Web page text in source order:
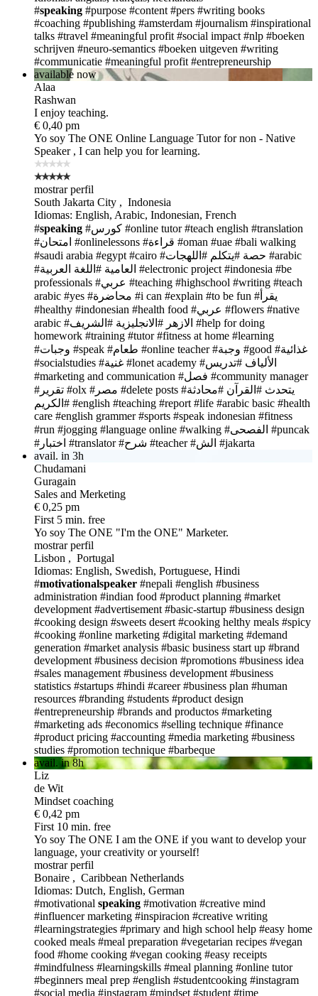
#speaking #purpose #content #pers #writing books
#coaching #publishing #amsterdam #journalism #inspirational
talks #travel #meaningful profit #social impact #nlp #boeken
schrijven #neuro-semantics #boeken uitgeven #writing
#communicatie #meaningful profit #entrepreneurship
available now
Alaa
Rashwan
I enjoy teaching.
€ 0,40 pm
Yo soy The ONE Online Language Tutor for non - Native
Speaker , I can help you for learning.
mostrar perfil
South Jakarta City , Indonesia
Idiomas: English, Arabic, Indonesian, French
#speaking #كورس #online tutor #teach english #translation
#امتحان #onlinelessons #قراءة #oman #uae #bali walking
#saudi arabia #egypt #cairo #حصة #يتكلم #اللهجات
#arabic
#العامية #اللغة العربية #electronic project #indonesia #be
professionals
#عربي #teaching #highschool #writing #teach
arabic #yes #محاضرة #i can #explain #to be fun
#يقرأ
#healthy #indonesian #health food #عربي #flowers #native
arabic
#الازهر #الانجليزية #الشريف
#help for doing
homework #training #tutor #fitness at home #learning
#وجبات #speak #طعام #online teacher #وجبة #good
#غذائية
#socialstudies
#غنية #lonet academy #الألياف #تدريس
#marketing and communication
#فصل #community manager
#تقرير #olx #مصر #delete posts #يتحدث #القرآن #محادثة
#الكريم #english #teaching #report #life #arabic basic #health
care #english grammer #sports #speak indonesian #fitness
#run #jogging #language online #walking #الفصحى #puncak
#اختبار #translator #شرح #teacher #الش #jakarta
avail. in 3h
Chudamani
Guragain
Sales and Merketing
€ 0,25 pm
First 5 min. free
Yo soy The ONE "I'm the ONE" Marketer.
mostrar perfil
Lisbon , Portugal
Idiomas: English, Swedish, Portuguese, Hindi
#motivationalspeaker #nepali #english #business
administration #indian food #product planning #market
development #advertisement #basic-startup #business design
#cooking design #sweets desert #cooking helthy meals #spicy
#cooking #online marketing #digital marketing #demand
generation #market analysis #basic business start up #brand
development #business decision #promotions #business idea
#sales management #business development #business
statistics #startups #hindi #career #business plan #human
resources #branding #students #product design
#entrepreneurship #brands and productos #marketing
#marketing ads #economics #selling technique #finance
#product pricing #accounting #media marketing #business
studies #promotion technique #barbeque
avail. in 8h
Liz
de Wit
Mindset coaching
€ 0,42 pm
First 10 min. free
Yo soy The ONE I am the ONE if you want to develop your
language, your creativity or yourself!
mostrar perfil
Bonaire , Caribbean Netherlands
Idiomas: Dutch, English, German
#motivational speaking #motivation #creative mind
#influencer marketing #inspiracion #creative writing
#learningstrategies #primary and high school help #easy home
cooked meals #meal preparation #vegetarian recipes #vegan
food #home cooking #vegan cooking #easy receipts
#mindfulness #learningskills #meal planning #online tutor
#beginners meal prep #english #studentcooking #instagram
#social media #instagram #mindset #student #time